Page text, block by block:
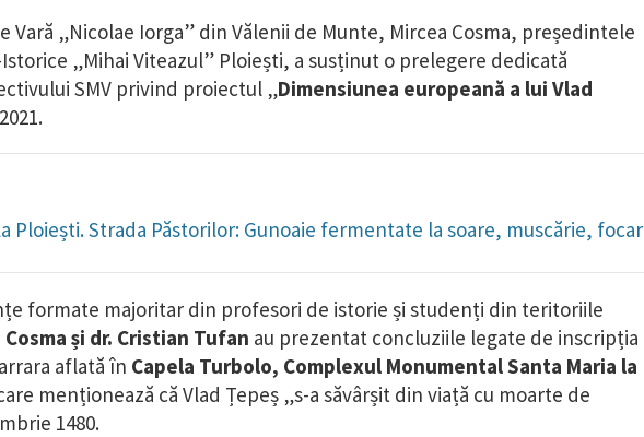
Vară „Nicolae Iorga” din Vălenii de Munte, Mircea Cosma, președintele
„Mihai Viteazul” Ploiești, a susținut o prelegere dedicată
SMV privind proiectul „Dimensiunea europeană a lui Vlad
Ploiești. Strada Păstorilor: Gunoaie fermentate la soare, muscărie, focar
formate majoritar din profesori de istorie și studenți din teritoriile
Cosma și dr. Cristian Tufan au prezentat concluziile legate de inscripția
aflată în Capela Turbolo, Complexul Monumental Santa Maria la
menționează că Vlad Țepeș „s-a săvârșit din viață cu moarte de
1480.